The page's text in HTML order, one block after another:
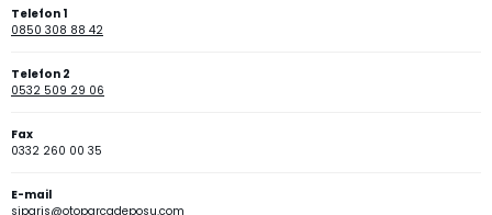
Telefon 1
0850 308 88 42
Telefon 2
0532 509 29 06
Fax
0332 260 00 35
E-mail
siparis@otoparcadeposu.com